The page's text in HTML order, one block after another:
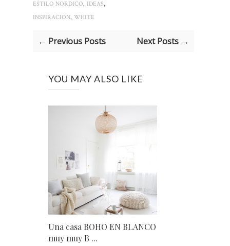
ESTILO NORDICO, IDEAS,
INSPIRACION, WHITE
← Previous Posts Next Posts →
YOU MAY ALSO LIKE
Una casa BOHO EN BLANCO
muy muy B ...